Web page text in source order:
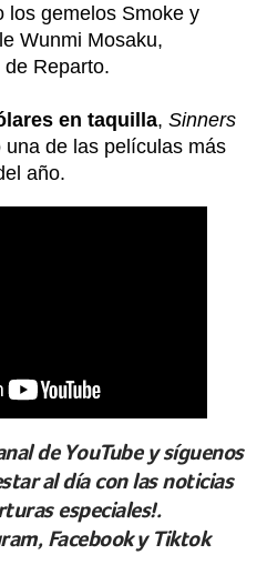
los gemelos Smoke y
Wunmi Mosaku,
Reparto.
en taquilla, Sinners
de las películas más
año.
de YouTube y síguenos
al día con las noticias
especiales!.
Facebook y Tiktok